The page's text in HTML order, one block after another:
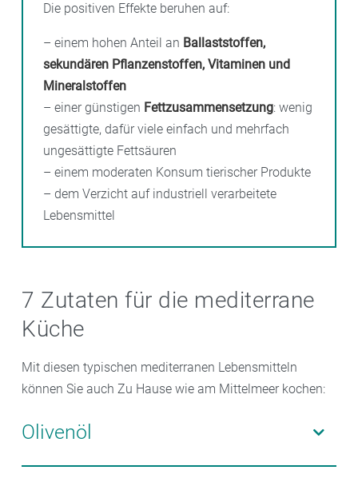
Die positiven Effekte beruhen auf:
– einem hohen Anteil an Ballaststoffen,
sekundären Pflanzenstoffen, Vitaminen und
Mineralstoffen
– einer günstigen Fettzusammensetzung: wenig
gesättigte, dafür viele einfach und mehrfach
ungesättigte Fettsäuren
– einem moderaten Konsum tierischer Produkte
– dem Verzicht auf industriell verarbeitete
Lebensmittel
7 Zutaten für die mediterrane
Küche
Mit diesen typischen mediterranen Lebensmitteln
können Sie auch Zu Hause wie am Mittelmeer kochen:
Olivenöl
Das „flüssige Gold“ des Südens enthält viele einfach